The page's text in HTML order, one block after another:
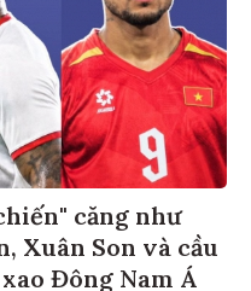
căng như
Xuân Son và cầu
Đông Nam Á